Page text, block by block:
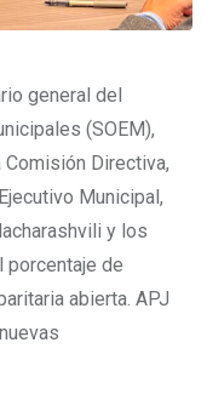
general del
(SOEM),
Comisión Directiva,
Municipal,
y los
porcentaje de
abierta. APJ